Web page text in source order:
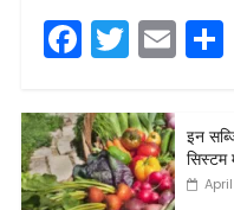
F
a
c
e
b
T
w
itt
er
E
m
इन